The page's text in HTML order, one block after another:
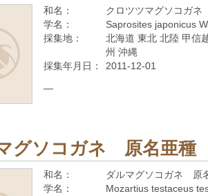
和名：
クロツツマグソコガネ
学名：
Saprosites japonicus
採集地：
北海道 東北 北陸 甲信
州 沖縄
採集年月日：
2011-12-01
—
グソコガネ 原名亜種
和名：
ダルマグソコガネ 原
学名：
Mozartius testaceus